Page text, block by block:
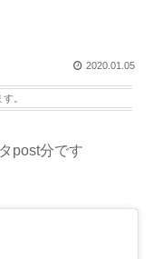
2020.01.05
。
post分です